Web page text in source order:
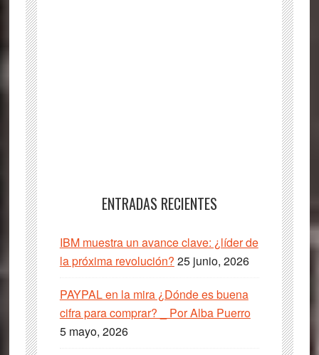
ENTRADAS RECIENTES
IBM muestra un avance clave: ¿líder de
la próxima revolución? 25 junio, 2026
PAYPAL en la mira ¿Dónde es buena
cifra para comprar? _ Por Alba Puerro
5 mayo, 2026